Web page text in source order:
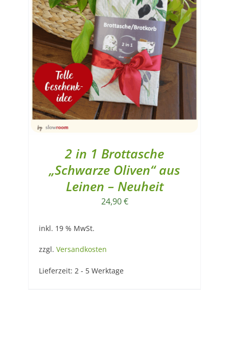
2 in 1 Brottasche
„Schwarze Oliven“ aus
Leinen – Neuheit
24,90€
inkl. 19 % MwSt.
zzgl. Versandkosten
Lieferzeit: 2 - 5 Werktage